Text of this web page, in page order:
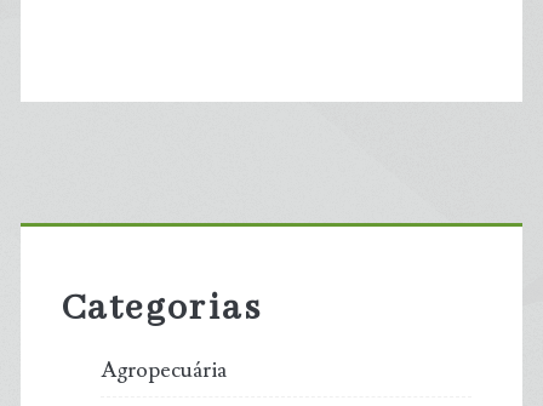
Primary
Sidebar
Categorias
Agropecuária